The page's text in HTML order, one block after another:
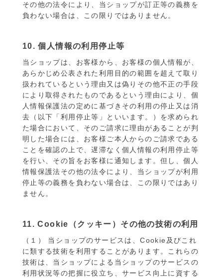
その他の法令により、当ショップが訂正等の義務を
負わない場合は、この限りではありません。
10. 個人情報の利用停止等
当ショップは、お客様から、お客様の個人情報が、
あらかじめ公表された利用目的の範囲を超えて取り
扱われているという理由又は偽りその他不正の手段
により取得されたものであるという理由により、個
人情報保護法の定めに基づきその利用の停止又は消
去（以下「利用停止等」といいます。）を求められ
た場合において、そのご請求に理由があることが判
明した場合には、お客様ご本人からのご請求である
ことを確認の上で、遅滞なく個人情報の利用停止等
を行い、その旨をお客様に通知します。但し、個人
情報保護法その他の法令により、当ショップが利用
停止等の義務を負わない場合は、この限りではあり
ません。
11. Cookie（クッキー）その他の技術の利用
（１） 当ショップのサービスは、Cookie及びこれ
に類する技術を利用することがあります。これらの
技術は、当ショップによる当ショップのサービスの
利用状況等の把握に役立ち、サービス向上に資する